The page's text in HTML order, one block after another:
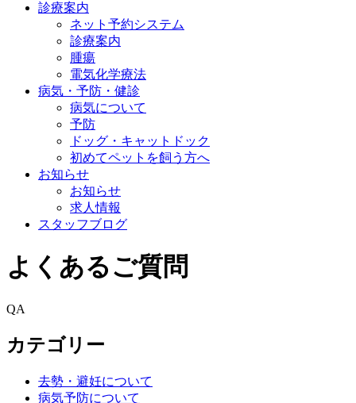
診療案内
ネット予約システム
診療案内
腫瘍
電気化学療法
病気・予防・健診
病気について
予防
ドッグ・キャットドック
初めてペットを飼う方へ
お知らせ
お知らせ
求人情報
スタッフブログ
よくあるご質問
QA
カテゴリー
去勢・避妊について
病気予防について